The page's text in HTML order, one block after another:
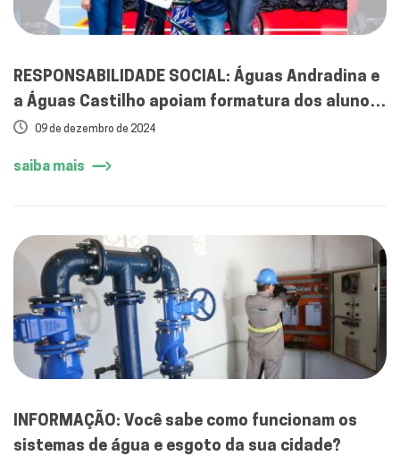
RESPONSABILIDADE SOCIAL: Águas Andradina e
a Águas Castilho apoiam formatura dos alunos
do Proerd
09 de dezembro de 2024
saiba mais
INFORMAÇÃO: Você sabe como funcionam os
sistemas de água e esgoto da sua cidade?